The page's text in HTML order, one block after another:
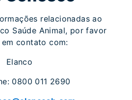
relacionadas ao
Saúde Animal, por favor
contato com:
Elanco
0800 011 2690